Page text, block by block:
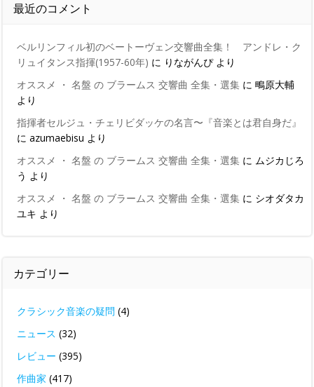
最近のコメント
ベルリンフィル初のベートーヴェン交響曲全集！ アンドレ・ク
リュイタンス指揮(1957-60年) に りながんぴより
オススメ ・ 名盤 の ブラームス 交響曲 全集・選集 に 鴫原大輔
より
指揮者セルジュ・チェリビダッケの名言〜『音楽とは君自身だ』
に azumaebisu より
オススメ ・ 名盤 の ブラームス 交響曲 全集・選集 に ムジカじろ
う より
オススメ ・ 名盤 の ブラームス 交響曲 全集・選集 に シオダタカ
ユキ より
カテゴリー
クラシック音楽の疑問 (4)
ニュース (32)
レビュー (395)
作曲家 (417)